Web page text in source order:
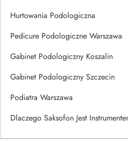
Hurtowania Podologiczna
Pedicure Podologiczne Warszawa
Gabinet Podologiczny Koszalin
Gabinet Podologiczny Szczecin
Podiatra Warszawa
Dlaczego Saksofon Jest